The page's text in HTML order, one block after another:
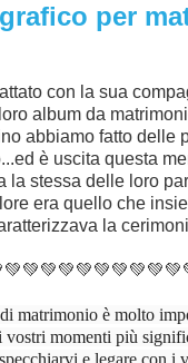
per
con la sua
album da
abbiamo fatto delle
è uscita questa
la stessa delle loro
era quello che
la
matrimonio è molto
vostri momenti più
e legare con i